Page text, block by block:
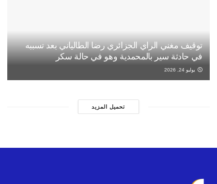
توقيف مغني الراي الجزائري رضا الطالياني بعد تسببه
في حادثة سير بالمحمدية وهو في حالة سكر
يوليو 24, 2026
تحميل المزيد